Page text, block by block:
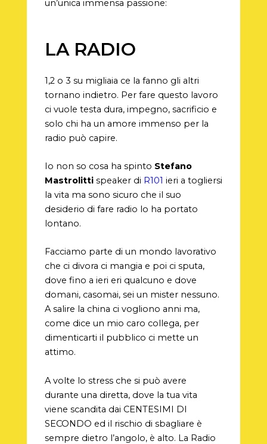
un’unica immensa passione:
LA RADIO
1,2 o 3 su migliaia ce la fanno gli altri
tornano indietro. Per fare questo lavoro
ci vuole testa dura, impegno, sacrificio e
solo chi ha un amore immenso per la
radio può capire.
Io non so cosa ha spinto Stefano
Mastrolittispeaker di R101 ieri a togliersi
la vita ma sono sicuro che il suo
desiderio di fare radio lo ha portato
lontano.
Facciamo parte di un mondo lavorativo
che ci divora ci mangia e poi ci sputa,
dove fino a ieri eri qualcuno e dove
domani, casomai, sei un mister nessuno.
A salire la china ci vogliono anni ma,
come dice un mio caro collega, per
dimenticarti il pubblico ci mette un
attimo.
A volte lo stress che si può avere
durante una diretta, dove la tua vita
viene scandita dai CENTESIMI DI
SECONDO ed il rischio di sbagliare è
sempre dietro l’angolo, è alto. La Radio